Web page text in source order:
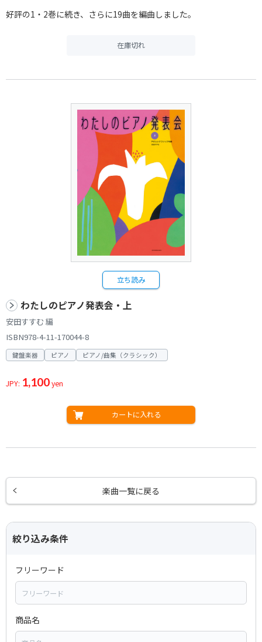
好評の1・2巻に続き、さらに19曲を編曲しました。
在庫切れ
立ち読み
わたしのピアノ発表会・上
安田すすむ 編
ISBN978-4-11-170044-8
鍵盤楽器 ピアノ ピアノ/曲集（クラシック）
JPY: 1,100yen
カートに入れる
楽曲一覧に戻る
絞り込み条件
フリーワード
商品名